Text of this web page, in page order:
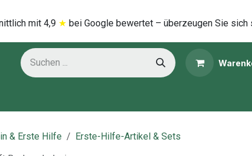
mi​t 4,9 ★ bei Google bewertet – überzeugen Sie sich
& Erste Hilfe
Erste-Hilfe-Artikel & Sets